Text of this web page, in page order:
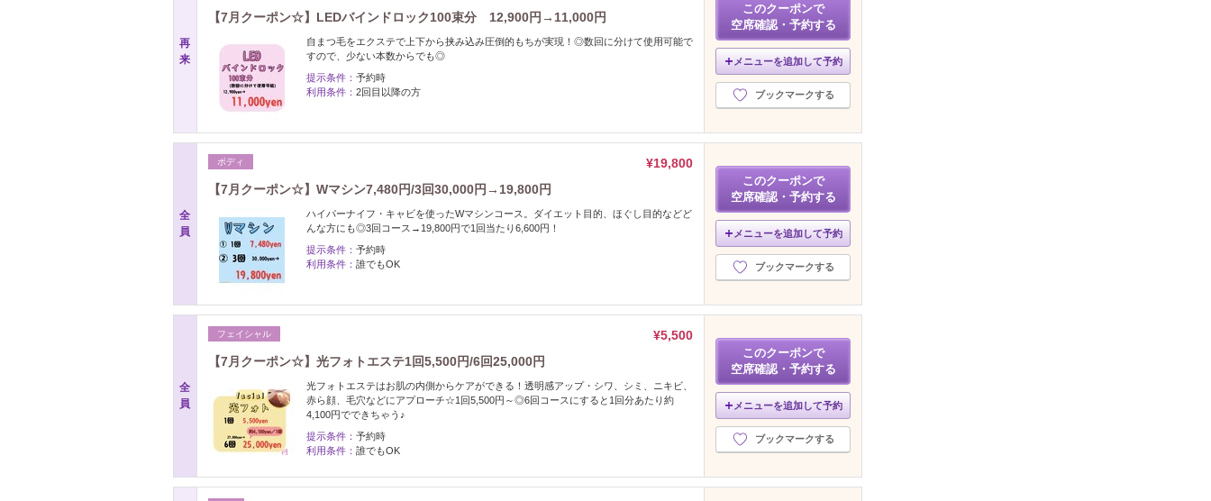
再
来
【7月クーポン☆】LEDバインドロック100束分 12,900円→11,000円
自まつ毛をエクステで上下から挟み込み圧倒的もちが実現！◎数回に分けて使用可能で
すので、少ない本数からでも◎
提示条件： 予約時
利用条件： 2回目以降の方
このクーポンで
空席確認・予約する
メニューを追加して予約
ブックマークする
全
員
ボディ
¥19,800
【7月クーポン☆】Wマシン7,480円/3回30,000円→19,800円
ハイパーナイフ・キャビを使ったWマシンコース。ダイエット目的、ほぐし目的などど
んな方にも◎3回コース→19,800円で1回当たり6,600円！
提示条件： 予約時
利用条件： 誰でもOK
このクーポンで
空席確認・予約する
メニューを追加して予約
ブックマークする
全
員
フェイシャル
¥5,500
【7月クーポン☆】光フォトエステ1回5,500円/6回25,000円
光フォトエステはお肌の内側からケアができる！透明感アップ・シワ、シミ、ニキビ、
赤ら顔、毛穴などにアプローチ☆1回5,500円～◎6回コースにすると1回分あたり約
4,100円でできちゃう♪
提示条件： 予約時
利用条件： 誰でもOK
このクーポンで
空席確認・予約する
メニューを追加して予約
ブックマークする